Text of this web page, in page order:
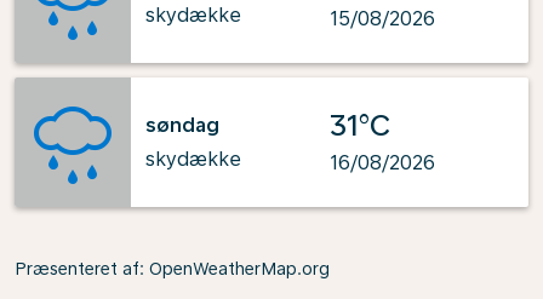
skydække
15/08/2026
søndag
skydække
31°C
16/08/2026
Præsenteret af: OpenWeatherMap.org